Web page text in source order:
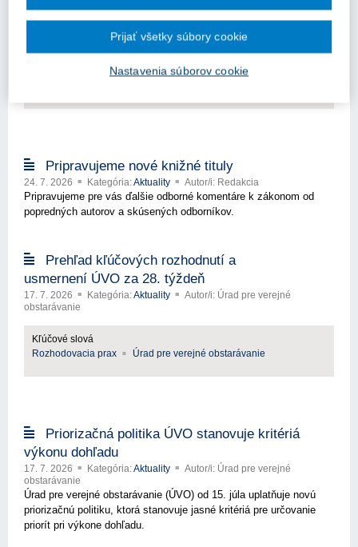
29. týždeň
Pripravujeme nové knižné tituly
24. 7. 2026 Kategória:Aktuality Autor/i: Redakcia
Pripravujeme pre vás ďalšie odborné komentáre k zákonom od
popredných autorov a skúsených odborníkov.
Prehľad kľúčových rozhodnutí a
usmernení ÚVO za 28. týždeň
17. 7. 2026 Kategória:Aktuality
Autor/i: Úrad pre verejné
obstarávanie
Kľúčové slová
Rozhodovacia prax
Úrad pre verejné obstarávanie
Priorizačná politika ÚVO stanovuje kritériá
výkonu dohľadu
17. 7. 2026 Kategória:Aktuality
Autor/i: Úrad pre verejné
obstarávanie
Úrad pre verejné obstarávanie (ÚVO) od 15. júla uplatňuje novú
priorizačnú politiku, ktorá stanovuje jasné kritériá pre určovanie
priorít pri výkone dohľadu.
Nastavenia súborov cookie
Prijať všetky súbory cookie